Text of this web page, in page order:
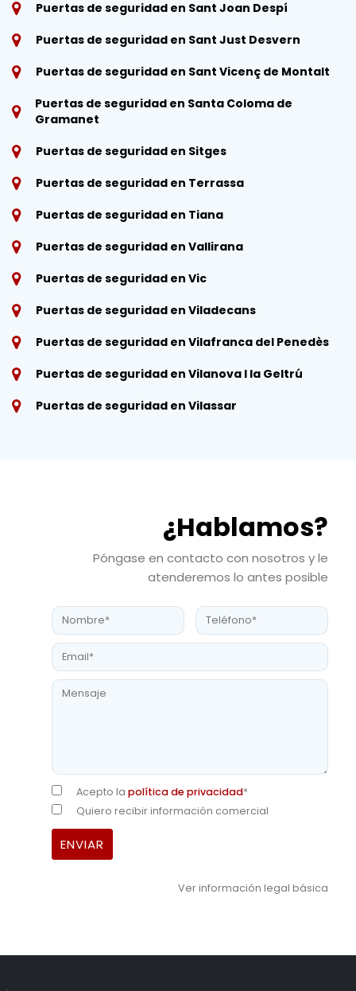
Puertas de seguridad en Sant Joan Despí
Puertas de seguridad en Sant Just Desvern
Puertas de seguridad en Sant Vicenç de Montalt
Puertas de seguridad en Santa Coloma de
Gramanet
Puertas de seguridad en Sitges
Puertas de seguridad en Terrassa
Puertas de seguridad en Tiana
Puertas de seguridad en Vallirana
Puertas de seguridad en Vic
Puertas de seguridad en Viladecans
Puertas de seguridad en Vilafranca del Penedès
Puertas de seguridad en Vilanova I la Geltrú
Puertas de seguridad en Vilassar
¿Hablamos?
Póngase en contacto con nosotros y le
atenderemos lo antes posible
Acepto la política de privacidad*
Quiero recibir información comercial
Ver información legal básica